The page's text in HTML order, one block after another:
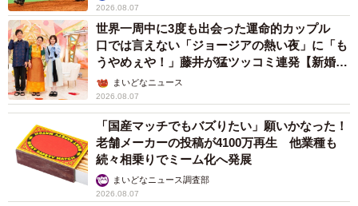
2026.08.07
世界一周中に3度も出会った運命的カップル
口では言えない「ジョージアの熱い夜」に「も
うやめぇや！」藤井が猛ツッコミ連発【新婚さ
ん】まいどなニュース
2026.08.07
「国産マッチでもバズりたい」願いかなった！
老舗メーカーの投稿が4100万再生 他業種も
続々相乗りでミーム化へ発展
まいどなニュース調査部
2026.08.07